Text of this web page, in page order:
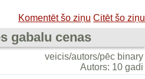
Komentēt šo ziņu Citēt šo ziņu
gabalu cenas
veicis/autors/pēc binary
Autors: 10 gadi